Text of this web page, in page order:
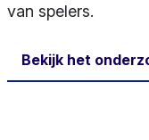
van spelers.
Bekijk het